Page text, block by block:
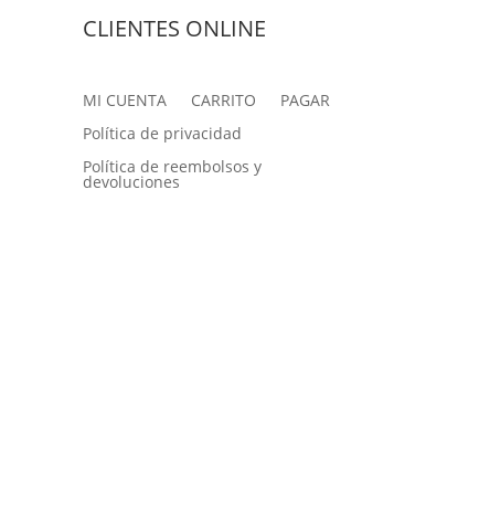
CLIENTES ONLINE
MI CUENTA CARRITO
PAGAR
Política de privacidad
Política de reembolsos y
devoluciones